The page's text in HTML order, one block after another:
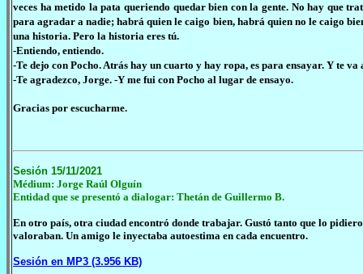
veces ha metido la pata queriendo quedar bien con la gente. No hay que
para agradar a nadie; habrá quien le caigo bien, habrá quien no le caigo
una historia. Pero la historia eres tú.
-Entiendo, entiendo.
-Te dejo con Pocho. Atrás hay un cuarto y hay ropa, es para ensayar. Y te va
-Te agradezco, Jorge. -Y me fui con Pocho al lugar de ensayo.
Gracias por escucharme.
Sesión 15/11/2021
Médium: Jorge Raúl Olguín
Entidad que se presentó a dialogar: Thetán de Guillermo B.
En otro país, otra ciudad encontró donde trabajar. Gustó tanto que lo
valoraban. Un amigo le inyectaba autoestima en cada encuentro.
Sesión en MP3 (3.956 KB)